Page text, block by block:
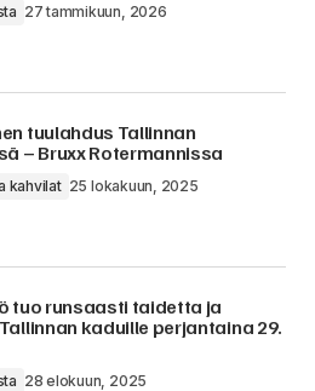
27 tammikuun, 2026
tuulahdus Tallinnan
– Bruxx Rotermannissa
kahvilat 25 lokakuun, 2025
tuo runsaasti taidetta ja
kaduille perjantaina 29.
28 elokuun, 2025